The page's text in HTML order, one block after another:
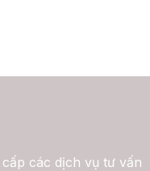
các dịch vụ tư vấn